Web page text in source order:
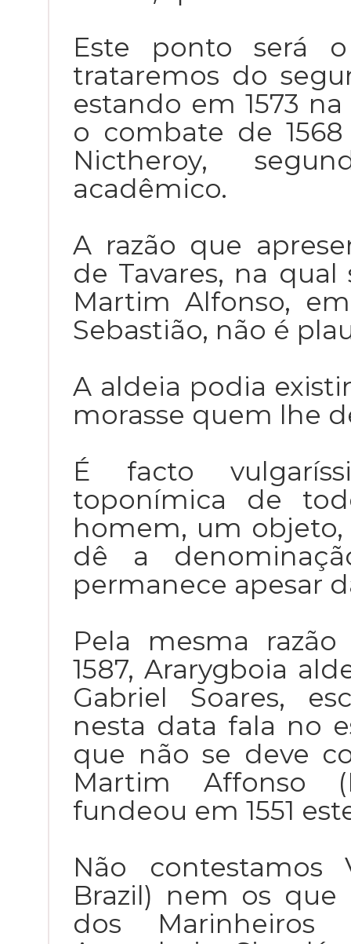
Este ponto será
trataremos do
estando em 1573
o combate de
Nictheroy,
acadêmico.
A razão que
de Tavares, na
Martim Alfonso,
Sebastião, não é
A aldeia podia
morasse quem lhe
É facto
toponímica de
homem, um
dê a
permanece apesar
Pela mesma
1587, Ararygboia
Gabriel Soares,
nesta data fala no
que não se deve
Martim Affonso
fundeou em 1551
Não contestamos
Brazil) nem os
dos